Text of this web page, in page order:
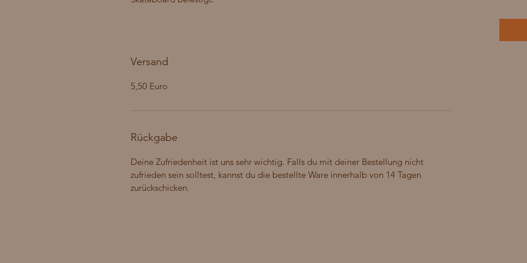
Versand
5,50 Euro
Rückgabe
Deine Zufriedenheit ist uns sehr wichtig. Falls du mit deiner Bestellung nicht
zufrieden sein solltest, kannst du die bestellte Ware innerhalb von 14 Tagen
zurückschicken.